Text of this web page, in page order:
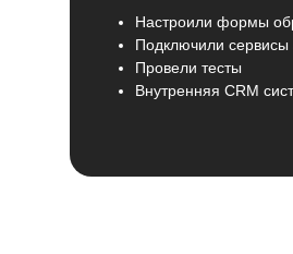
Настроили формы
Подключили сервисы
Провели тесты
Внутренняя CRM